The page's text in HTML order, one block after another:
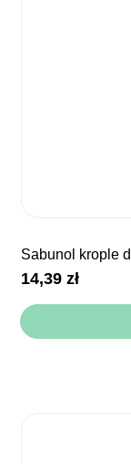
sabunol krople
14,39zł